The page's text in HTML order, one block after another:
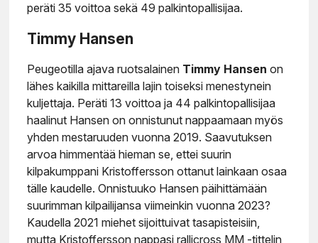
peräti 35 voittoa sekä 49 palkintopallisijaa.
Timmy Hansen
Peugeotilla ajava ruotsalainen Timmy Hansenon
lähes kaikilla mittareilla lajin toiseksi menestynein
kuljettaja. Peräti 13 voittoa ja 44 palkintopallisijaa
haalinut Hansen on onnistunut nappaamaan myös
yhden mestaruuden vuonna 2019. Saavutuksen
arvoa himmentää hieman se, ettei suurin
kilpakumppani Kristoffersson ottanut lainkaan osaa
tälle kaudelle. Onnistuuko Hansen päihittämään
suurimman kilpailijansa viimeinkin vuonna 2023?
Kaudella 2021 miehet sijoittuivat tasapisteisiin,
mutta Kristoffersson nappasi rallicross MM -tittelin,